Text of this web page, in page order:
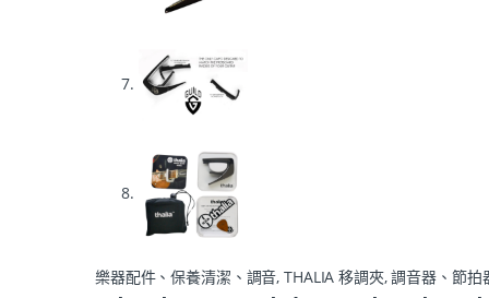
樂器配件、保養清潔、調音,THALIA 移調夾,調音器、節拍